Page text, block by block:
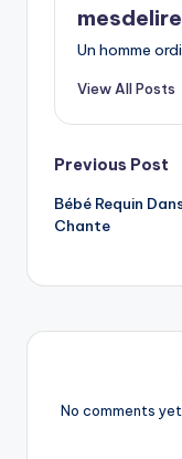
Un homme
View All Posts
Post
Previous Post
Bébé Requin
Chante
No comments